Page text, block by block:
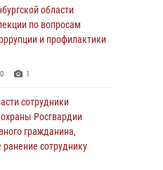
области
по вопросам
и профилактики
1
сотрудники
Росгвардии
гражданина,
сотруднику